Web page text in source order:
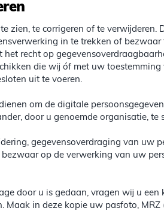
zien, te corrigeren of te verwijderen.
in te trekken of bezwaar
recht op
die wij óf met uw toestemming
uit te voeren.
om de digitale
door u genoemde organisatie, te
gegevensoverdraging van uw
op de verwerking van uw
door u is gedaan, vragen wij u een
Maak in deze kopie uw pasfoto, MRZ